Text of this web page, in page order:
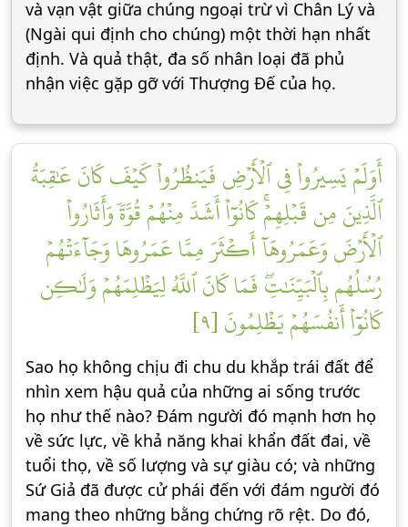
và vạn vật giữa chúng ngoại trừ vì Chân Lý và
(Ngài qui định cho chúng) một thời hạn nhất
định. Và quả thật, đa số nhân loại đã phủ
nhận việc gặp gỡ với Thượng Đế của họ.
أَوَلَمۡ يَسِيرُواْ فِي ٱلۡأَرۡضِ فَيَنظُرُواْ كَيۡفَ كَانَ عَٰقِبَةُ
ٱلَّذِينَ مِن قَبۡلِهِمۡۚ كَانُوٓاْ أَشَدَّ مِنۡهُمۡ قُوَّةٗ وَأَثَارُواْ
ٱلۡأَرۡضَ وَعَمَرُوهَآ أَكۡثَرَ مِمَّا عَمَرُوهَا وَجَآءَتۡهُمۡ
رُسُلُهُم بِٱلۡبَيِّنَٰتِۖ فَمَا كَانَ ٱللَّهُ لِيَظۡلِمَهُمۡ وَلَٰكِن
كَانُوٓاْ أَنفُسَهُمۡ يَظۡلِمُونَ [٩]
Sao họ không chịu đi chu du khắp trái đất để
nhìn xem hậu quả của những ai sống trước
họ như thế nào? Đám người đó mạnh hơn họ
về sức lực, về khả năng khai khẩn đất đai, về
tuổi thọ, về số lượng và sự giàu có; và những
Sứ Giả đã được cử phái đến với đám người đó
mang theo những bằng chứng rõ rệt. Do đó,